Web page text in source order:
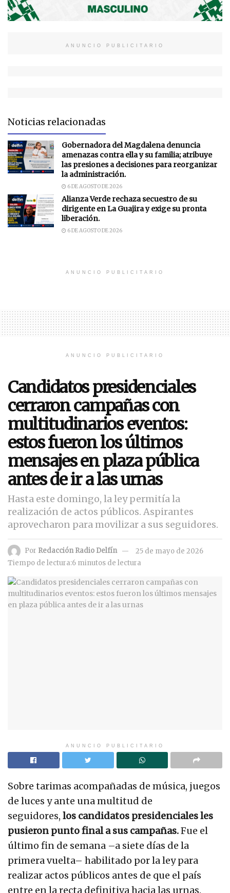
ANUNCIO PUBLICITARIO
Noticias relacionadas
Gobernadora del Magdalena denuncia
amenazas contra ella y su familia; atribuye
las presiones a decisiones para reorganizar
la administración.
6 DE AGOSTO DE 2026
Alianza Verde rechaza secuestro de su
dirigente en La Guajira y exige su pronta
liberación.
6 DE AGOSTO DE 2026
ANUNCIO PUBLICITARIO
ANUNCIO PUBLICITARIO
Candidatos presidenciales
cerraron campañas con
multitudinarios eventos:
estos fueron los últimos
mensajes en plaza pública
antes de ir a las urnas
Hasta este domingo, la ley permitía la
realización de actos públicos. Aspirantes
aprovecharon para movilizar a sus seguidores.
Por Redacción Radio Delfín
25 de mayo de 2026
Tiempo de lectura:6 minutos de lectura
ANUNCIO PUBLICITARIO
Sobre tarimas acompañadas de música, juegos
de luces y ante una multitud de
seguidores, los candidatos presidenciales les
pusieron punto final a sus campañas.Fue el
último fin de semana –a siete días de la
primera vuelta– habilitado por la ley para
realizar actos públicos antes de que el país
entre en la recta definitiva hacia las urnas.